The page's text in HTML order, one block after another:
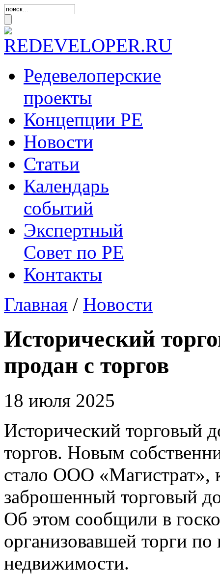
Редевелоперские
проекты
Концепции РЕ
Новости
Статьи
Календарь
событий
Экспертный
Совет по РЕ
Контакты
Главная / Новости
Исторический
продан с торгов
18 июля 2025
Исторический торговый
торгов. Новым
стало ООО «Магистрат»,
заброшенный торговый
Об этом сообщили в
организовавшей торги по
недвижимости.